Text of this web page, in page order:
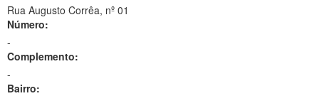
Rua Augusto Corrêa, nº 01
Número:
-
Complemento:
-
Bairro: